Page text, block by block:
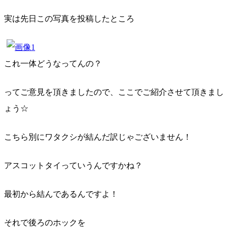
実は先日この写真を投稿したところ
これ一体どうなってんの？
ってご意見を頂きましたので、ここでご紹介させて頂きまし
ょう☆
こちら別にワタクシが結んだ訳じゃございません！
アスコットタイっていうんですかね？
最初から結んであるんですよ！
それで後ろのホックを